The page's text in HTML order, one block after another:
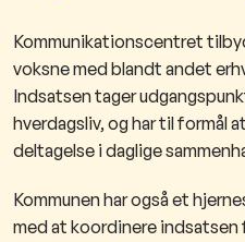
Kommunikationscentret
voksne med blandt andet
Indsatsen tager
hverdagsliv, og har til
deltagelse i daglige
Kommunen har også et
med at koordinere indsatsen